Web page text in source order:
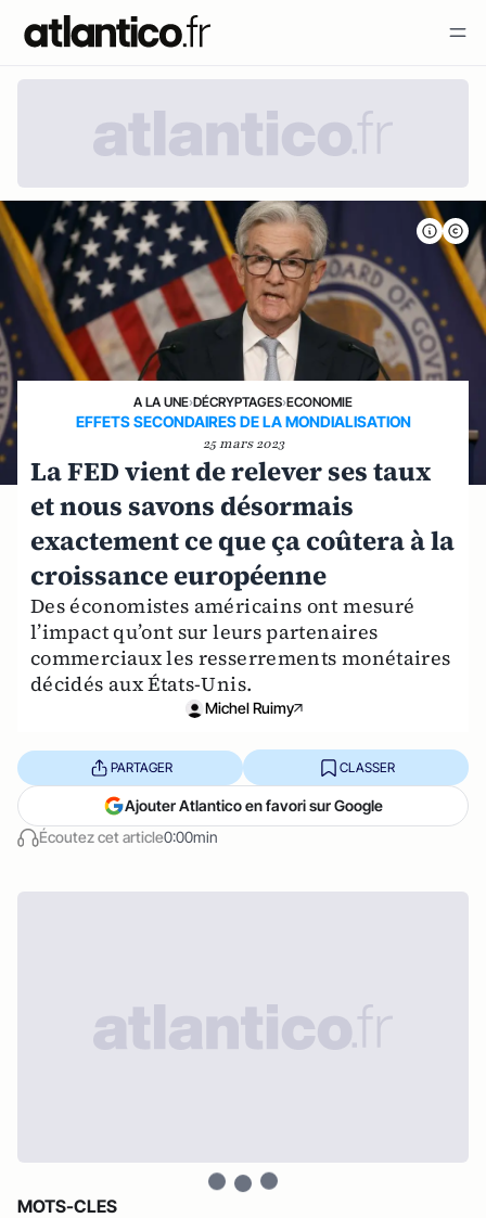
A LA UNE›DÉCRYPTAGES›ECONOMIE
EFFETS SECONDAIRES DE LA MONDIALISATION
25 mars 2023
La FED vient de relever ses taux
et nous savons désormais
exactement ce que ça coûtera à la
croissance européenne
Des économistes américains ont mesuré
l’impact qu’ont sur leurs partenaires
commerciaux les resserrements monétaires
décidés aux États-Unis.
Michel Ruimy
Écoutez cet article0:00min
PARTAGER CLASSER
Ajouter Atlantico en favori sur Google
MOTS-CLES